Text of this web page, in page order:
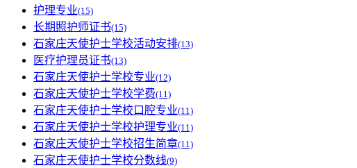
护理专业(15)
长期照护师证书(15)
石家庄天使护士学校活动安排(13)
医疗护理员证书(13)
石家庄天使护士学校专业(12)
石家庄天使护士学校学费(11)
石家庄天使护士学校口腔专业(11)
石家庄天使护士学校护理专业(11)
石家庄天使护士学校招生简章(11)
石家庄天使护士学校分数线(9)